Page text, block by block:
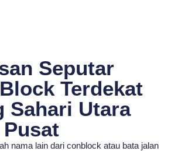
Seputar
Terdekat
Sahari Utara
nama lain dari conblock atau bata jalan